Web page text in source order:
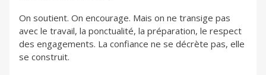
On soutient. On encourage. Mais on ne transige pas
avec le travail, la ponctualité, la préparation, le respect
des engagements. La confiance ne se décrète pas, elle
se construit.